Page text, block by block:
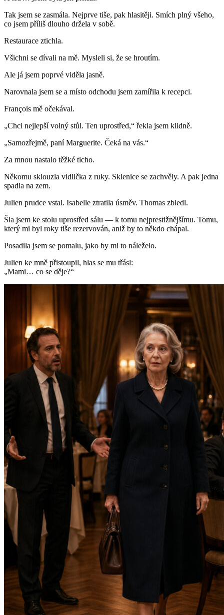
Tak jsem se zasmála. Nejprve tiše, pak hlasitěji. Smích plný všeho,
co jsem příliš dlouho držela v sobě.
Restaurace ztichla.
Všichni se dívali na mě. Mysleli si, že se hroutím.
Ale já jsem poprvé viděla jasně.
Narovnala jsem se a místo odchodu jsem zamířila k recepci.
François mě očekával.
„Chci nejlepší volný stůl. Ten uprostřed,“ řekla jsem klidně.
„Samozřejmě, paní Marguerite. Čeká na vás.“
Za mnou nastalo těžké ticho.
Někomu sklouzla vidlička z ruky. Sklenice se zachvěly. A pak jedna
spadla na zem.
Julien prudce vstal. Isabelle ztratila úsměv. Thomas zbledl.
Šla jsem ke stolu uprostřed sálu — k tomu nejprestižnějšímu. Tomu,
který mi byl roky tiše rezervován, aniž by to někdo chápal.
Posadila jsem se pomalu, jako by mi to náleželo.
Julien ke mně přistoupil, hlas se mu třásl:
„Mami… co se děje?“